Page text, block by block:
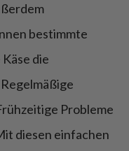
bestimmte
die
Probleme
diesen einfachen